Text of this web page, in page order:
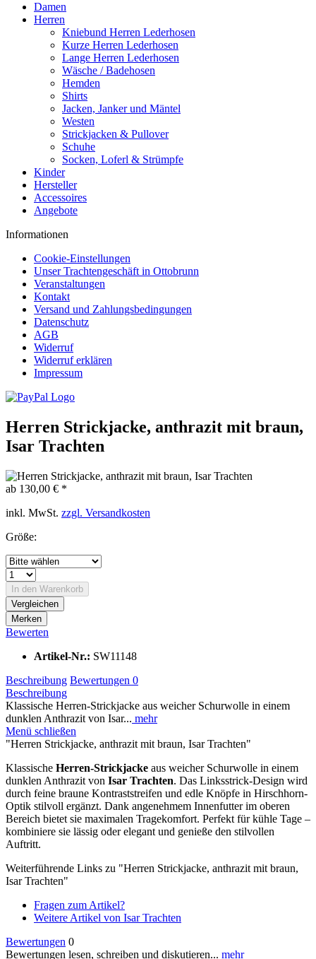
Damen
Herren
Kniebund Herren Lederhosen
Kurze Herren Lederhosen
Lange Herren Lederhosen
Wäsche / Badehosen
Hemden
Shirts
Jacken, Janker und Mäntel
Westen
Strickjacken & Pullover
Schuhe
Socken, Loferl & Strümpfe
Kinder
Hersteller
Accessoires
Angebote
Informationen
Cookie-Einstellungen
Unser Trachtengeschäft in Ottobrunn
Veranstaltungen
Kontakt
Versand und Zahlungsbedingungen
Datenschutz
AGB
Widerruf
Widerruf erklären
Impressum
Herren Strickjacke, anthrazit mit braun,
Isar Trachten
ab 130,00 € *
inkl. MwSt. zzgl. Versandkosten
Größe:
In den Warenkorb
Vergleichen
Merken
Bewerten
Artikel-Nr.: SW11148
Beschreibung Bewertungen 0
Beschreibung
Klassische Herren-Strickjacke aus weicher Schurwolle in einem
dunklen Anthrazit von Isar... mehr
Menü schließen
"Herren Strickjacke, anthrazit mit braun, Isar Trachten"
Klassische Herren-Strickjacke aus weicher Schurwolle in einem
dunklen Anthrazit von Isar Trachten. Das Linksstrick-Design wird
durch feine braune Kontraststreifen und edle Knöpfe in Hirschhorn-
Optik stilvoll ergänzt. Dank angenehmem Innenfutter im oberen
Bereich bietet sie maximalen Tragekomfort. Perfekt für kühle Tage –
kombiniere sie lässig oder elegant und genieße den stilvollen
Auftritt.
Weiterführende Links zu "Herren Strickjacke, anthrazit mit braun,
Isar Trachten"
Fragen zum Artikel?
Weitere Artikel von Isar Trachten
Bewertungen 0
Bewertungen lesen, schreiben und diskutieren... mehr